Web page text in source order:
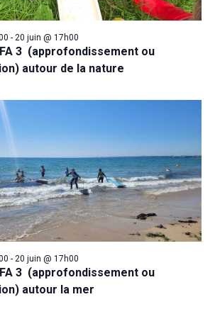
3 (approfondissement ou
autour de la nature
- 20 juin @ 17h00
3 (approfondissement ou
autour la mer
- 20 juin @ 17h00